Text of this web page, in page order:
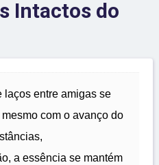
Intactos do
laços entre amigas se
com o avanço do
a essência se mantém